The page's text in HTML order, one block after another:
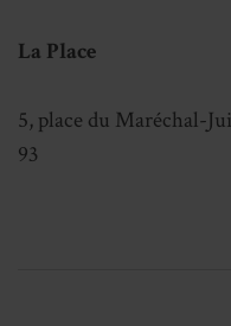
La Place
5, place du Maréchal-
93